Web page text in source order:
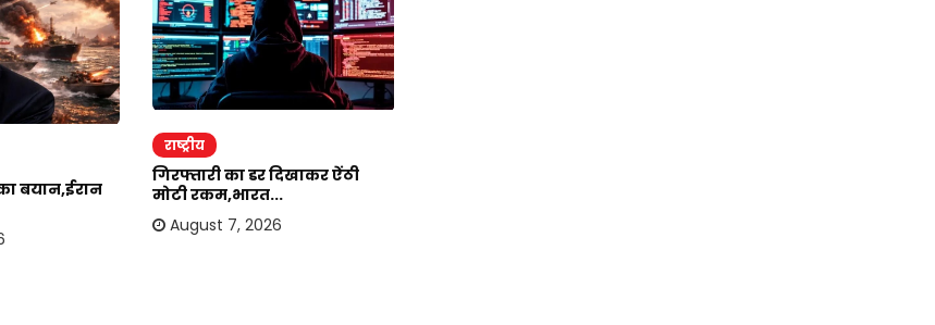
बयान,ईरान
राष्ट्रीय
गिरफ्तारी का डर दिखाकर ऐंठी
मोटी रकम,भारत...
August 7, 2026